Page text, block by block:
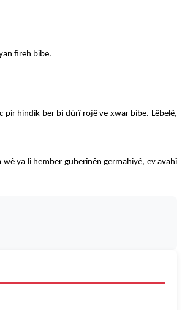
fireh bibe.
pir hindik ber bi dûrî rojê ve xwar bibe. Lêbelê,
ya li hember guherînên germahiyê, ev avahî